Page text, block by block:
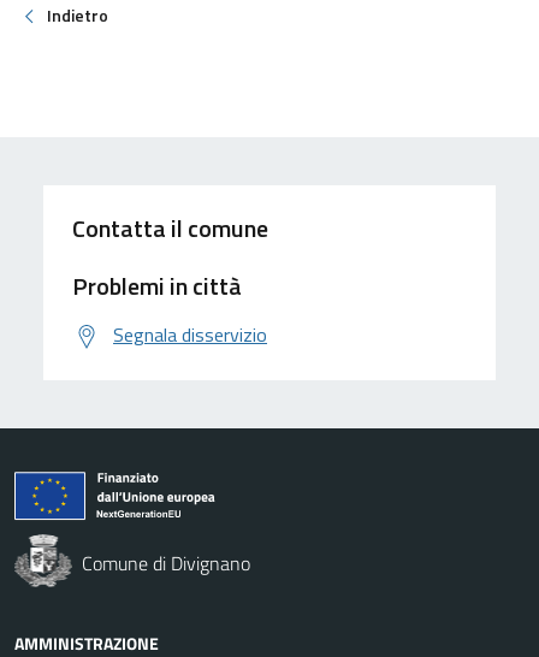
Indietro
Contatta il comune
Problemi in città
Segnala disservizio
Comune di Divignano
AMMINISTRAZIONE